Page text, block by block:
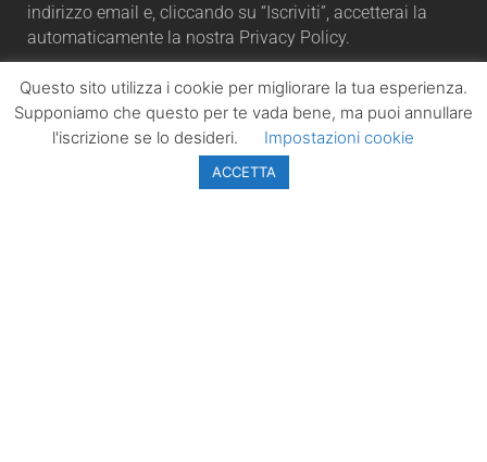
indirizzo email e, cliccando su “Iscriviti”, accetterai la
automaticamente la nostra Privacy Policy.
ISCRIVITI
Questo sito utilizza i cookie per migliorare la tua esperienza.
Supponiamo che questo per te vada bene, ma puoi annullare
l'iscrizione se lo desideri.
Impostazioni cookie
ACCETTA